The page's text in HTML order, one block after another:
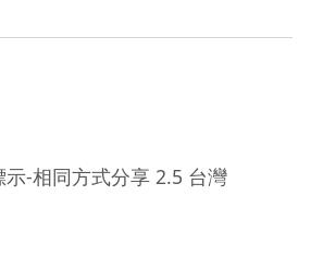
示-相同方式分享 2.5 台灣